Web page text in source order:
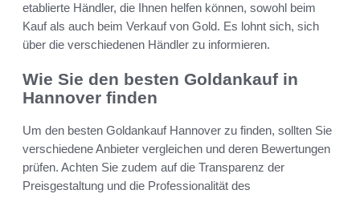
etablierte Händler, die Ihnen helfen können, sowohl beim
Kauf als auch beim Verkauf von Gold. Es lohnt sich, sich
über die verschiedenen Händler zu informieren.
Wie Sie den besten Goldankauf in
Hannover finden
Um den besten Goldankauf Hannover zu finden, sollten Sie
verschiedene Anbieter vergleichen und deren Bewertungen
prüfen. Achten Sie zudem auf die Transparenz der
Preisgestaltung und die Professionalität des